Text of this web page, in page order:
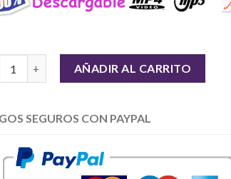
AÑADIR AL CARRITO
SEGUROS CON PAYPAL